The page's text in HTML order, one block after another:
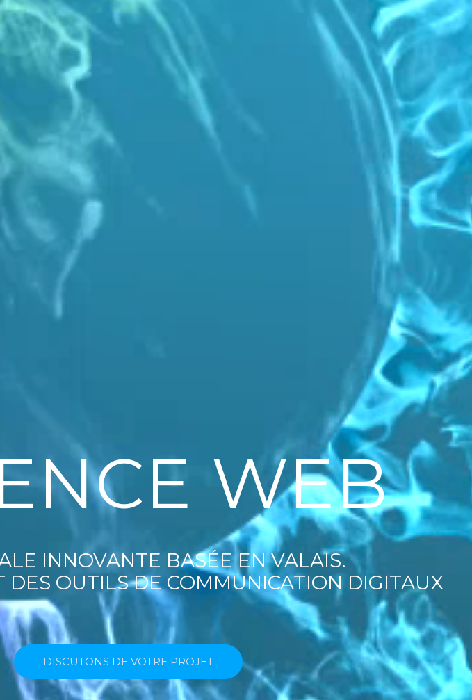
WEB
INNOVANTE BASÉE EN VALAIS.
OUTILS DE COMMUNICATION DIGITAUX
DISCUTONS DE VOTRE PROJET
WEB
INNOVANTE BASÉE EN VALAIS.
OUTILS DE COMMUNICATION DIGITAUX
DISCUTONS DE VOTRE PROJET